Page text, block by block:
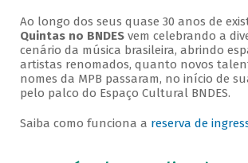
Ao longo dos seus quase 30 anos de
Quintas no BNDESvem celebrando a
cenário da música brasileira, abrindo
artistas renomados, quanto novos
nomes da MPB passaram, no início de
pelo palco do Espaço Cultural BNDES.
Saiba como funciona a reserva de